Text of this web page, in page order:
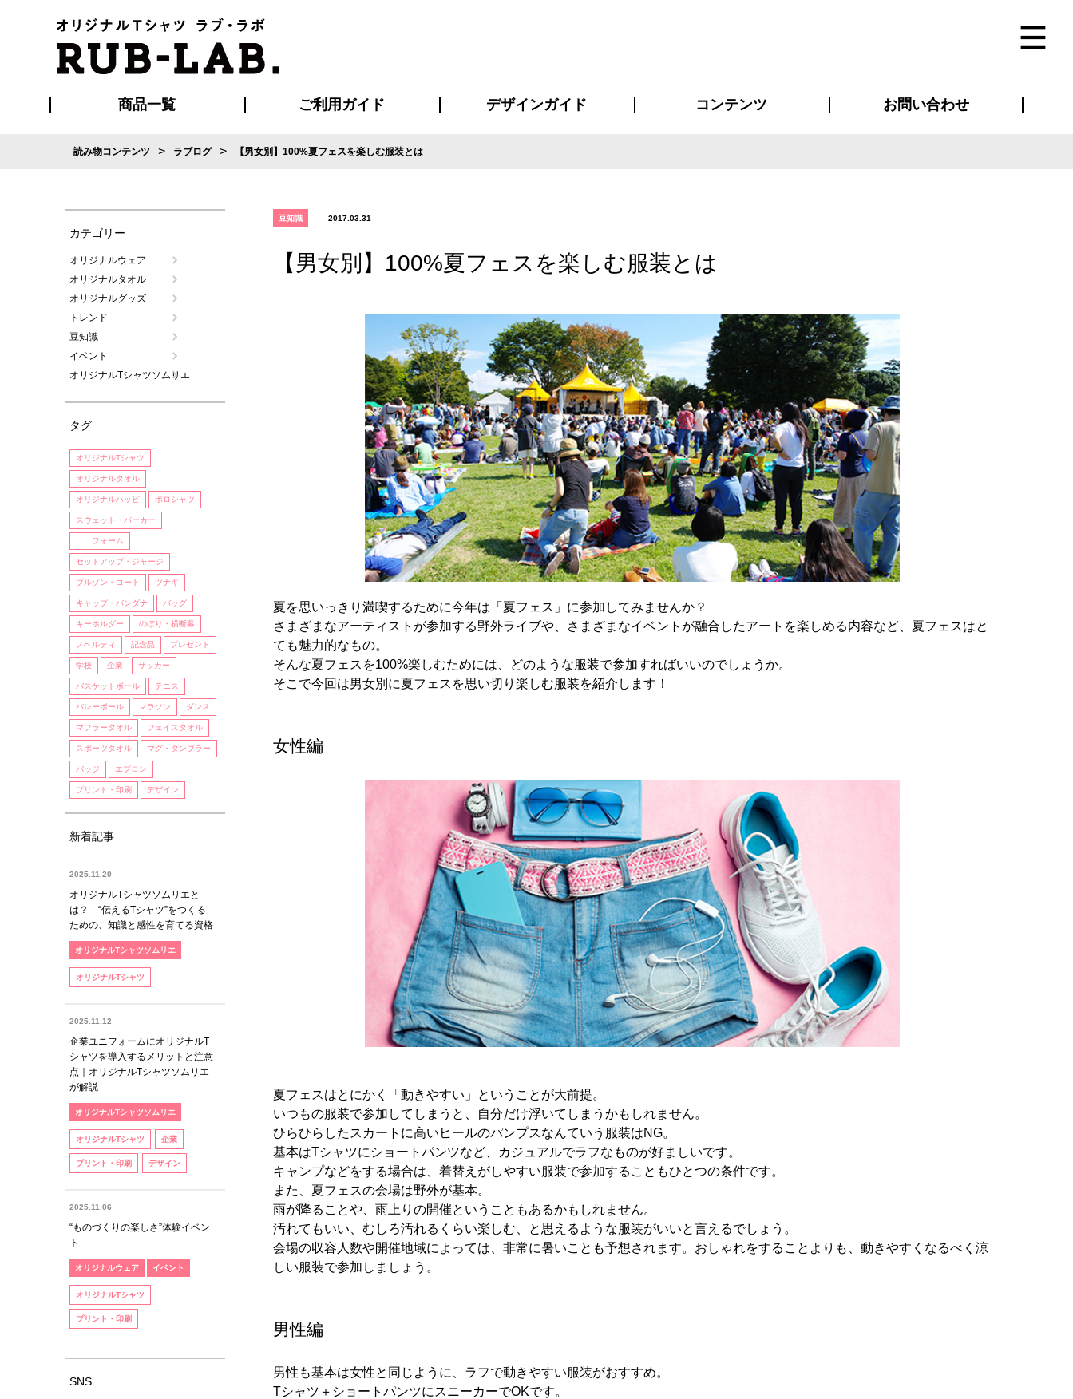
商品一覧 ご利用ガイド
ご利用ガイド
はじめての方へ
再注文の方へ
お支払い方法について
割引まとめページ
発送・特急サービスについて
版の保管期限について
よくある質問
デザインガイド コンテンツ お問い合わせ
読み物コンテンツ > ラブログ > 【男女別】100%夏フェスを楽しむ服装とは
カテゴリー
オリジナルウェア
オリジナルタオル
オリジナルグッズ
トレンド
豆知識
イベント
オリジナルTシャツソムリエ
タグ
オリジナルTシャツ
オリジナルタオル
オリジナルハッピ ポロシャツ
スウェット・パーカー
ユニフォーム
セットアップ・ジャージ
ブルゾン・コート ツナギ
キャップ・バンダナ バッグ
キーホルダー のぼり・横断幕
ノベルティ 記念品 プレゼント
学校 企業 サッカー
バスケットボール テニス
バレーボール マラソン ダンス
マフラータオル フェイスタオル
スポーツタオル マグ・タンブラー
バッジ エプロン
プリント・印刷 デザイン
新着記事
2025.11.20
オリジナルTシャツソムリエと
は？ “伝えるTシャツ”をつくる
ための、知識と感性を育てる資格
オリジナルTシャツソムリエ
オリジナルTシャツ
2025.11.12
企業ユニフォームにオリジナルT
シャツを導入するメリットと注意
点｜オリジナルTシャツソムリエ
が解説
オリジナルTシャツソムリエ
オリジナルTシャツ 企業
プリント・印刷 デザイン
2025.11.06
“ものづくりの楽しさ”体験イベン
ト
オリジナルウェア イベント
オリジナルTシャツ
プリント・印刷
SNS
豆知識 2017.03.31
【男女別】100%夏フェスを楽しむ服装とは
夏を思いっきり満喫するために今年は「夏フェス」に参加してみませんか？
さまざまなアーティストが参加する野外ライブや、さまざまなイベントが融合したアートを楽しめる内容など、夏フェスはと
ても魅力的なもの。
そんな夏フェスを100%楽しむためには、どのような服装で参加すればいいのでしょうか。
そこで今回は男女別に夏フェスを思い切り楽しむ服装を紹介します！
女性編
夏フェスはとにかく「動きやすい」ということが大前提。
いつもの服装で参加してしまうと、自分だけ浮いてしまうかもしれません。
ひらひらしたスカートに高いヒールのパンプスなんていう服装はNG。
基本はTシャツにショートパンツなど、カジュアルでラフなものが好ましいです。
キャンプなどをする場合は、着替えがしやすい服装で参加することもひとつの条件です。
また、夏フェスの会場は野外が基本。
雨が降ることや、雨上りの開催ということもあるかもしれません。
汚れてもいい、むしろ汚れるくらい楽しむ、と思えるような服装がいいと言えるでしょう。
会場の収容人数や開催地域によっては、非常に暑いことも予想されます。おしゃれをすることよりも、動きやすくなるべく涼
しい服装で参加しましょう。
男性編
男性も基本は女性と同じように、ラフで動きやすい服装がおすすめ。
Tシャツ＋ショートパンツにスニーカーでOKです。